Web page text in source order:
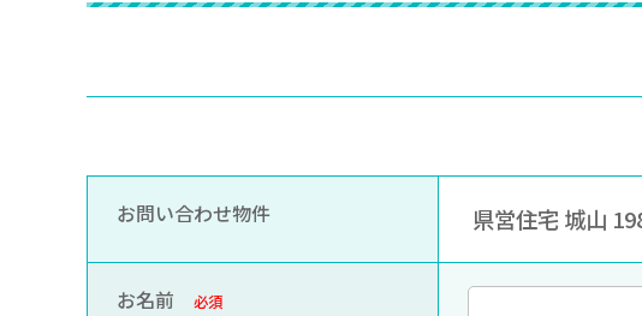
お問い合わせ物件 県営住宅 城山
お名前 必須